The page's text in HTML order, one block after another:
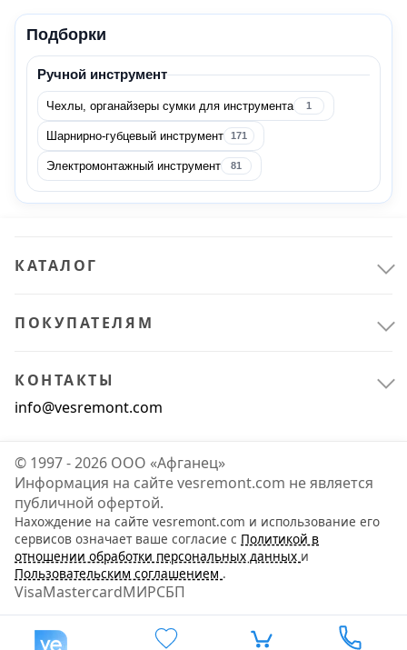
Спецодежда и СИЗ 1
Пояса, ремни и сумки
Электрика и свет
Светильники
Подборки
Ручной инструмент
Чехлы, органайзеры сумки для инструмента 1
Шарнирно-губцевый инструмент 171
Электромонтажный инструмент 81
КАТАЛОГ
ПОКУПАТЕЛЯМ
КОНТАКТЫ
info@vesremont.com
© 1997 - 2026 ООО «Афганец»
Информация на сайте vesremont.com не является
публичной офертой.
Нахождение на сайте vesremont.com и использование его
сервисов означает ваше согласие с Политикой в
отношении обработки персональных данных и
Пользовательским соглашением .
VisaMastercardМИРСБП